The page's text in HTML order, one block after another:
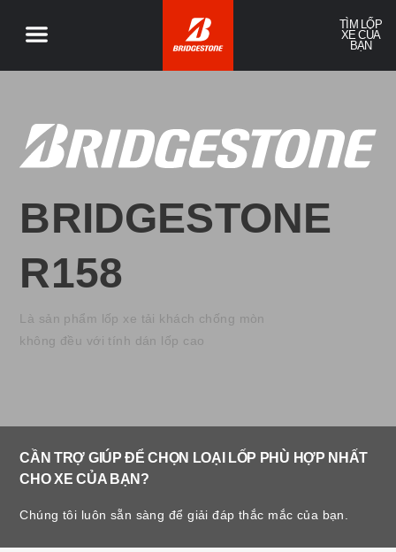
TÌM LỐP
XE CỦA
BẠN
BRIDGESTONE
R158
Là sản phẩm lốp xe tải khách chống mòn
không đều với tính dán lốp cao
CẦN TRỢ GIÚP ĐỂ CHỌN LOẠI LỐP PHÙ HỢP NHẤT
CHO XE CỦA BẠN?
Chúng tôi luôn sẵn sàng để giải đáp thắc mắc của bạn.